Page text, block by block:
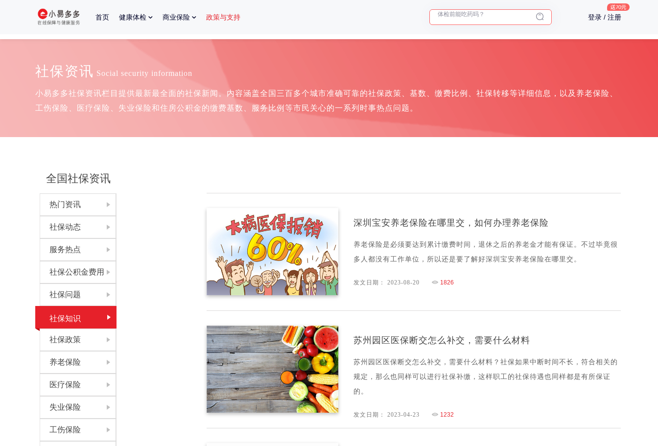
首页 健康体检 商业保险 政策与支持 十大理由告诉你为什么要买保险 登录 / 注册
社保资讯 Social security information
小易多多社保资讯栏目提供最新最全面的社保新闻。内容涵盖全国三百多个城市准确可靠的社保政策、基数、缴费比例、社保转移等详细信息，以及养老保险、
工伤保险、医疗保险、失业保险和住房公积金的缴费基数、服务比例等市民关心的一系列时事热点问题。
全国社保资讯
热门资讯
社保动态
服务热点
社保公积金费用
社保问题
社保知识
社保政策
养老保险
医疗保险
失业保险
工伤保险
深圳宝安养老保险在哪里交，如何办理养老保险
养老保险是必须要达到累计缴费时间，退休之后的养老金才能有保证。不过毕竟很
多人都没有工作单位，所以还是要了解好深圳宝安养老保险在哪里交。
发文日期： 2023-08-20 1826
苏州园区医保断交怎么补交，需要什么材料
苏州园区医保断交怎么补交，需要什么材料？社保如果中断时间不长，符合相关的
规定，那么也同样可以进行社保补缴，这样职工的社保待遇也同样都是有所保证
的。
发文日期： 2023-04-23 1232